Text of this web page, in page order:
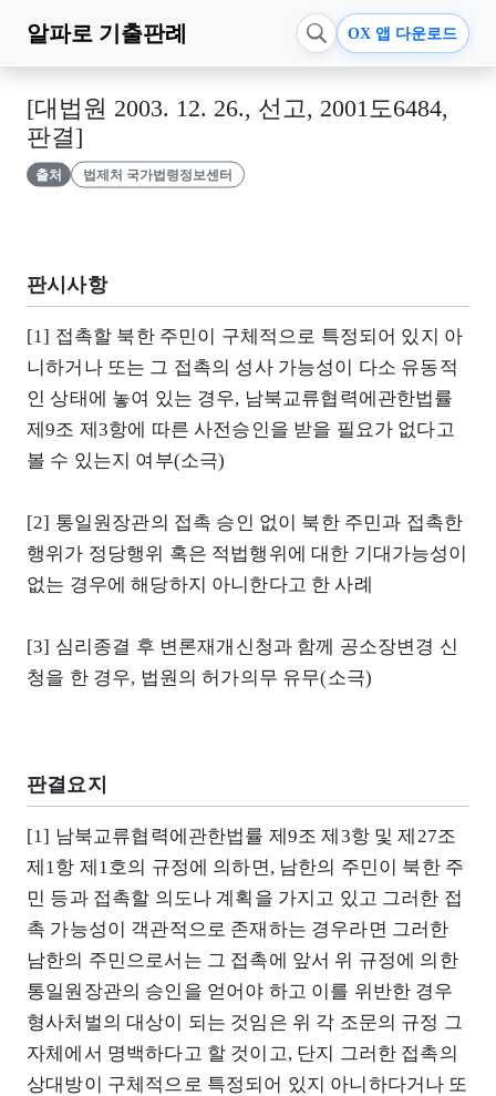
알파로 기출판례 OX 앱 다운로드
[대법원 2003. 12. 26., 선고, 2001도6484,
판결]
출처 법제처 국가법령정보센터
판시사항
[1] 접촉할 북한 주민이 구체적으로 특정되어 있지 아
니하거나 또는 그 접촉의 성사 가능성이 다소 유동적
인 상태에 놓여 있는 경우, 남북교류협력에관한법률
제9조 제3항에 따른 사전승인을 받을 필요가 없다고
볼 수 있는지 여부(소극)
[2] 통일원장관의 접촉 승인 없이 북한 주민과 접촉한
행위가 정당행위 혹은 적법행위에 대한 기대가능성이
없는 경우에 해당하지 아니한다고 한 사례
[3] 심리종결 후 변론재개신청과 함께 공소장변경 신
청을 한 경우, 법원의 허가의무 유무(소극)
판결요지
[1] 남북교류협력에관한법률 제9조 제3항 및 제27조
제1항 제1호의 규정에 의하면, 남한의 주민이 북한 주
민 등과 접촉할 의도나 계획을 가지고 있고 그러한 접
촉 가능성이 객관적으로 존재하는 경우라면 그러한
남한의 주민으로서는 그 접촉에 앞서 위 규정에 의한
통일원장관의 승인을 얻어야 하고 이를 위반한 경우
형사처벌의 대상이 되는 것임은 위 각 조문의 규정 그
자체에서 명백하다고 할 것이고, 단지 그러한 접촉의
상대방이 구체적으로 특정되어 있지 아니하다거나 또